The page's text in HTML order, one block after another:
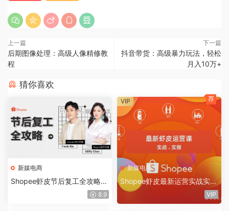
上一篇
后期图像处理：高级人像精修教
程
下一篇
抖音带货：高级暴力玩法，轻松
月入10万+
猜你喜欢
新媒电商
Shopee虾皮节后复工全攻略，
8.9
新媒电商
Shopee虾皮最新运营实战实操
课，价值1W内部培训教程
VIP
VIP 荐